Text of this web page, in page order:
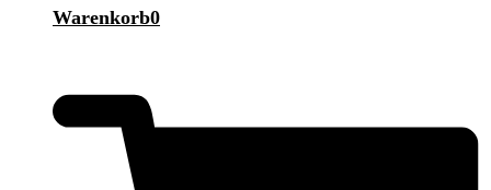
Warenkorb0